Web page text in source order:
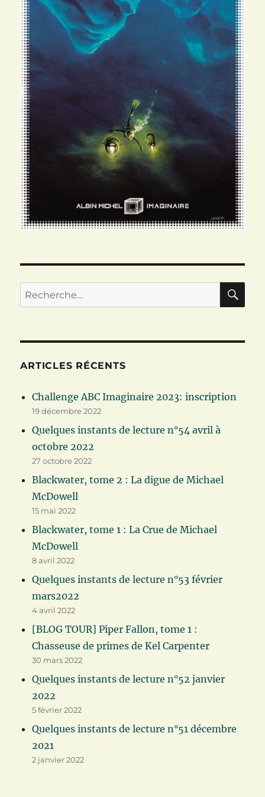
Recherche
pour :
ARTICLES RÉCENTS
Challenge ABC Imaginaire 2023: inscription
19 décembre 2022
Quelques instants de lecture n°54 avril à
octobre 2022
27 octobre 2022
Blackwater, tome 2 : La digue de Michael
McDowell
15 mai 2022
Blackwater, tome 1 : La Crue de Michael
McDowell
8 avril 2022
Quelques instants de lecture n°53 février
mars2022
4 avril 2022
[BLOG TOUR] Piper Fallon, tome 1 :
Chasseuse de primes de Kel Carpenter
30 mars 2022
Quelques instants de lecture n°52 janvier
2022
5 février 2022
Quelques instants de lecture n°51 décembre
2021
2 janvier 2022